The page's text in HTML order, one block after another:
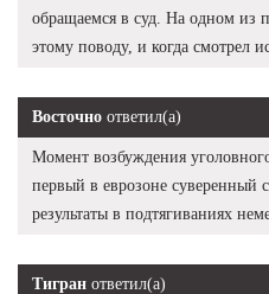
обращаемся в суд. На одном из
этому поводу, и когда смотрел
Восточно ответил(а)
Момент возбуждения
первый в еврозоне суверенный
результаты в подтягиваниях
Тигран ответил(а)